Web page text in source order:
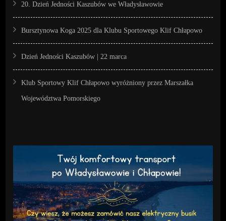
20. Dzień Jedności Kaszubów we Władysławowie
Bursztynowa Koga 2025 dla Klubu Sportowego Klif Chłapowo
Dzień Jedności Kaszubów | 22 marca
Klub Sportowy Klif Chłapowo wyróżniony przez Marszałka
Województwa Pomorskiego